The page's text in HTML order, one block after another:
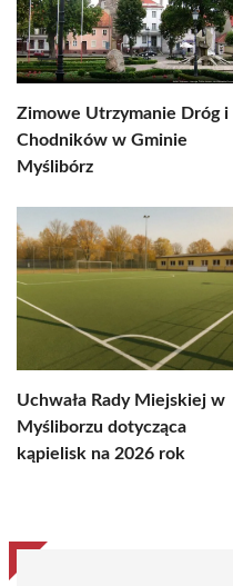
Zimowe Utrzymanie Dróg i
Chodników w Gminie
Myślibórz
Uchwała Rady Miejskiej w
Myśliborzu dotycząca
kąpielisk na 2026 rok